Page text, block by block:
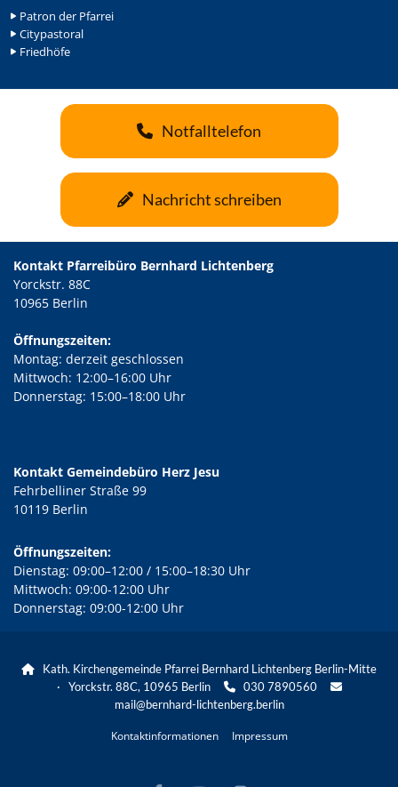
Patron der Pfarrei
Citypastoral
Friedhöfe
Notfalltelefon
Nachricht schreiben
Kontakt Pfarreibüro Bernhard Lichtenberg
Yorckstr. 88C
10965 Berlin
Öffnungszeiten:
Montag: derzeit geschlossen
Mittwoch: 12:00–16:00 Uhr
Donnerstag: 15:00–18:00 Uhr
Kontakt Gemeindebüro Herz Jesu
Fehrbelliner Straße 99
10119 Berlin
Öffnungszeiten:
Dienstag: 09:00–12:00 / 15:00–18:30 Uhr
Mittwoch: 09:00-12:00 Uhr
Donnerstag: 09:00-12:00 Uhr

Kath. Kirchengemeinde Pfarrei Bernhard Lichtenberg Berlin-Mitte
· Yorckstr. 88C, 10965 Berlin
030 7890560 
mail@bernhard-lichtenberg.berlin
Kontaktinformationen Impressum